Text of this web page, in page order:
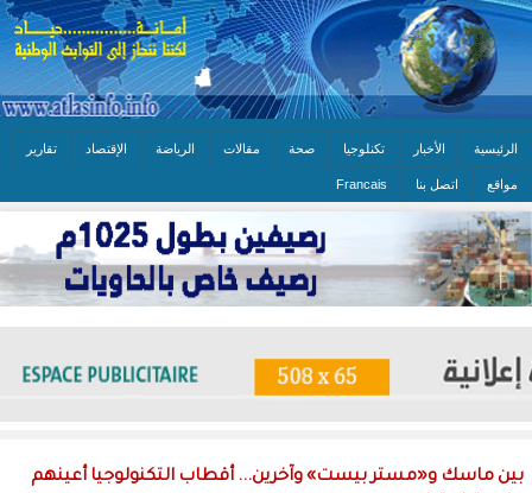
الرئيسية الأخبار تكنلوجيا صحة مقالات الرياضة الإقتصاد تقارير
مواقع اتصل بنا Francais
بين ماسك و«مستر بيست» وآخرين... أقطاب التكنولوجيا أعينهم